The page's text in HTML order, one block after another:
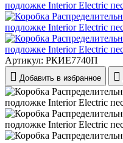
Артикул: РКИЕ7740П
Добавить в избранное